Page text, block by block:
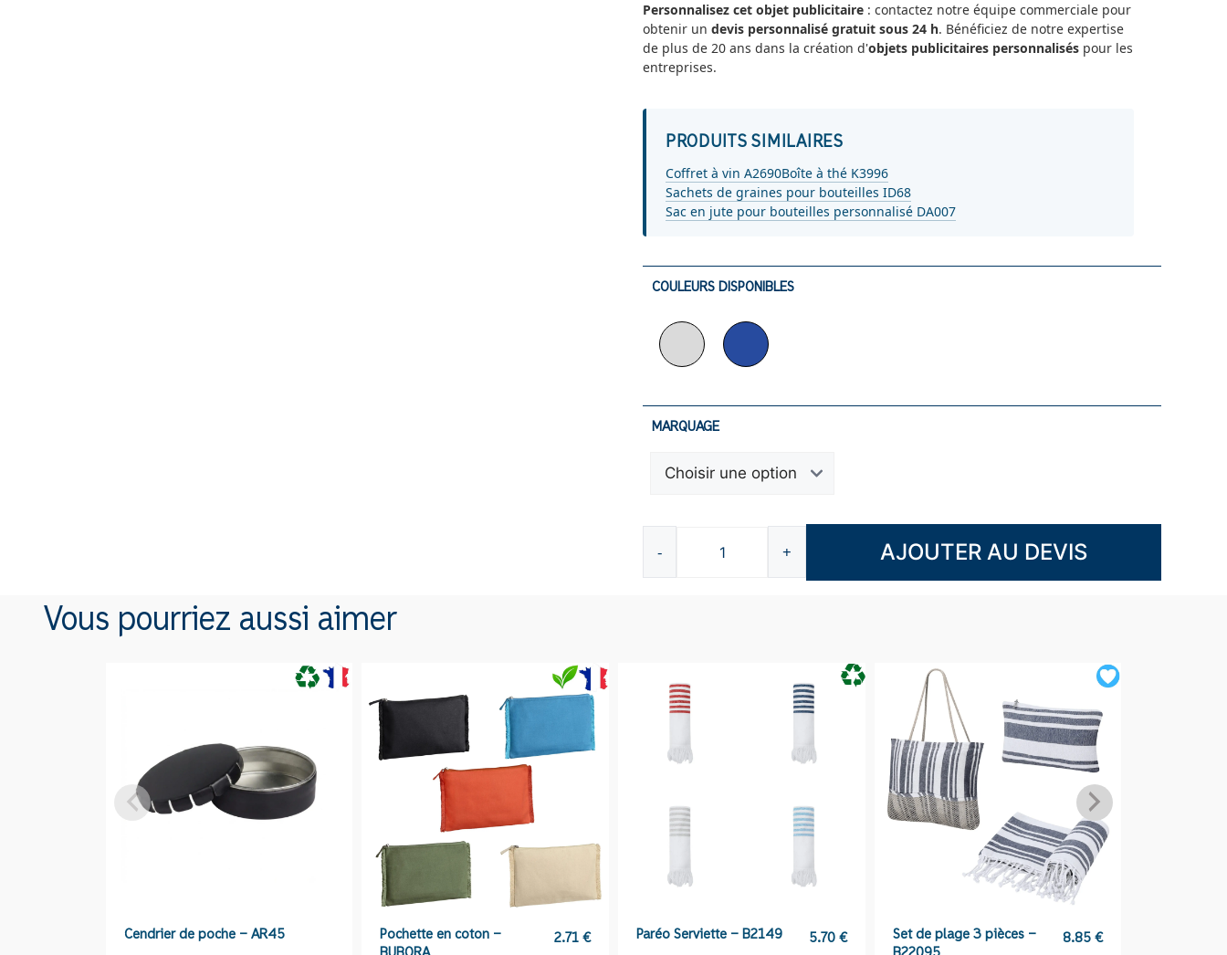
Personnalisez cet objet publicitaire : contactez notre équipe commerciale pour
obtenir un devis personnalisé gratuit sous 24 h. Bénéficiez de notre expertise
de plus de 20 ans dans la création d'objets publicitaires personnalisés pour les
entreprises.
PRODUITS SIMILAIRES
Coffret à vin A2690Boîte à thé K3996
Sachets de graines pour bouteilles ID68
Sac en jute pour bouteilles personnalisé DA007
COULEURS DISPONIBLES
MARQUAGE
-
quantité
de
K8180
+ AJOUTER AU DEVIS
Vous pourriez aussi aimer
Cendrier de poche – AR45
Pochette en coton –
2.71 € Paréo Serviette – B2149 5.70 €
Set de plage 3 pièces –
8.85€